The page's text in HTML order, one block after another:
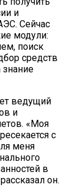
и
Сейчас
модули:
поиск
средств
ведущий
и
«Моя
с
меня
в
он.